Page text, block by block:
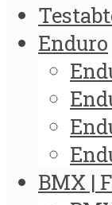
Enduro
BMX |